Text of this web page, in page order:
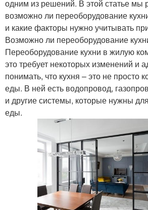
одним из решений. В этой статье мы
возможно ли переоборудование
и какие факторы нужно учитывать
Возможно ли переоборудование
Переоборудование кухни в жилую
это требует некоторых изменений и
понимать, что кухня – это не просто
еды. В ней есть водопровод,
и другие системы, которые нужны
еды.